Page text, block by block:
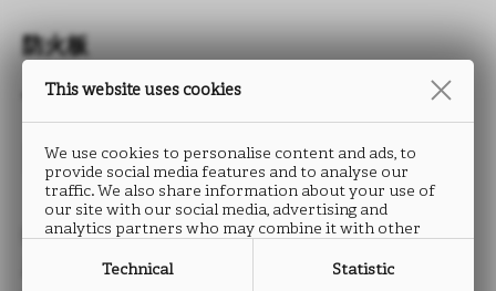
防火板
TRACCIA
UB18
类型： HPL防火板
尺寸： 2760 x 2040 mm
This website uses cookies
We use cookies to personalise content and ads, to
provide social media features and to analyse our
traffic. We also share information about your use of
our site with our social media, advertising and
analytics partners who may combine it with other
they have collected from your use of their services.
Technical Statistic